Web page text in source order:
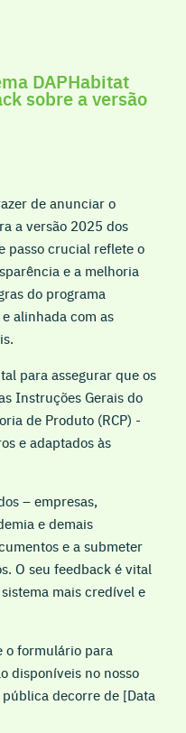
DAPHabitat
sobre a versão
de anunciar o
a versão 2025 dos
passo crucial reflete o
e a melhoria
do programa
alinhada com as
para assegurar que os
Instruções Gerais do
de Produto (RCP) -
e adaptados às
– empresas,
e demais
e a submeter
O seu feedback é vital
mais credível e
o formulário para
disponíveis no nosso
decorre de [Data